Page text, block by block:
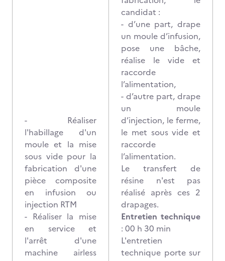
- Réaliser
l'habillage d'un
moule et la mise
sous vide pour la
fabrication d'une
pièce composite
en infusion ou
injection RTM
- Réaliser la mise
en service et
l'arrêt d'une
machine airless
candidat :
- d’une part, drape
un moule d’infusion,
pose une bâche,
réalise le vide et
raccorde
l’alimentation,
- d’autre part, drape
un moule
d’injection, le ferme,
le met sous vide et
raccorde
l’alimentation.
Le transfert de
résine n'est pas
réalisé après ces 2
drapages.
Entretien technique
: 00 h 30 min
L'entretien
technique porte sur